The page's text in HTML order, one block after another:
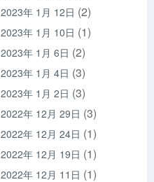
2023年 1月 12日 (2)
2023年 1月 10日 (1)
2023年 1月 6日 (2)
2023年 1月 4日 (3)
2023年 1月 2日 (3)
2022年 12月 29日 (3)
2022年 12月 24日 (1)
2022年 12月 19日 (1)
2022年 12月 11日 (1)